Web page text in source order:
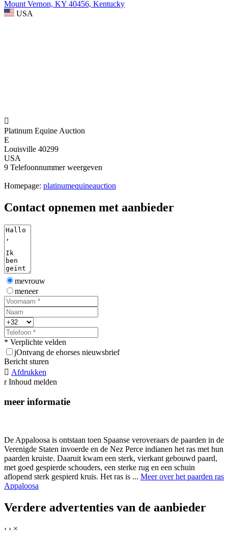
Mount Vernon, KY 40456, Kentucky
USA

Platinum Equine Auction
E
Louisville 40299
USA
9 Telefoonnummer weergeven
Homepage: platinumequineauction
Contact opnemen met aanbieder
mevrouw
meneer
* Verplichte velden
jOntvang de ehorses nieuwsbrief
Bericht sturen
 Afdrukken
r Inhoud melden
meer informatie
De Appaloosa is ontstaan toen Spaanse veroveraars de paarden in de
Verenigde Staten invoerde en de Nez Perce indianen het ras met hun
paarden kruiste. Daaruit kwam een sterk, vierkant gebouwd paard,
met goed gespierde schouders, een sterke rug en een schuin
aflopend sterk gespierd kruis. Het ras is ... Meer over het paarden ras
Appaloosa
Verdere advertenties van de aanbieder
‹ › ×